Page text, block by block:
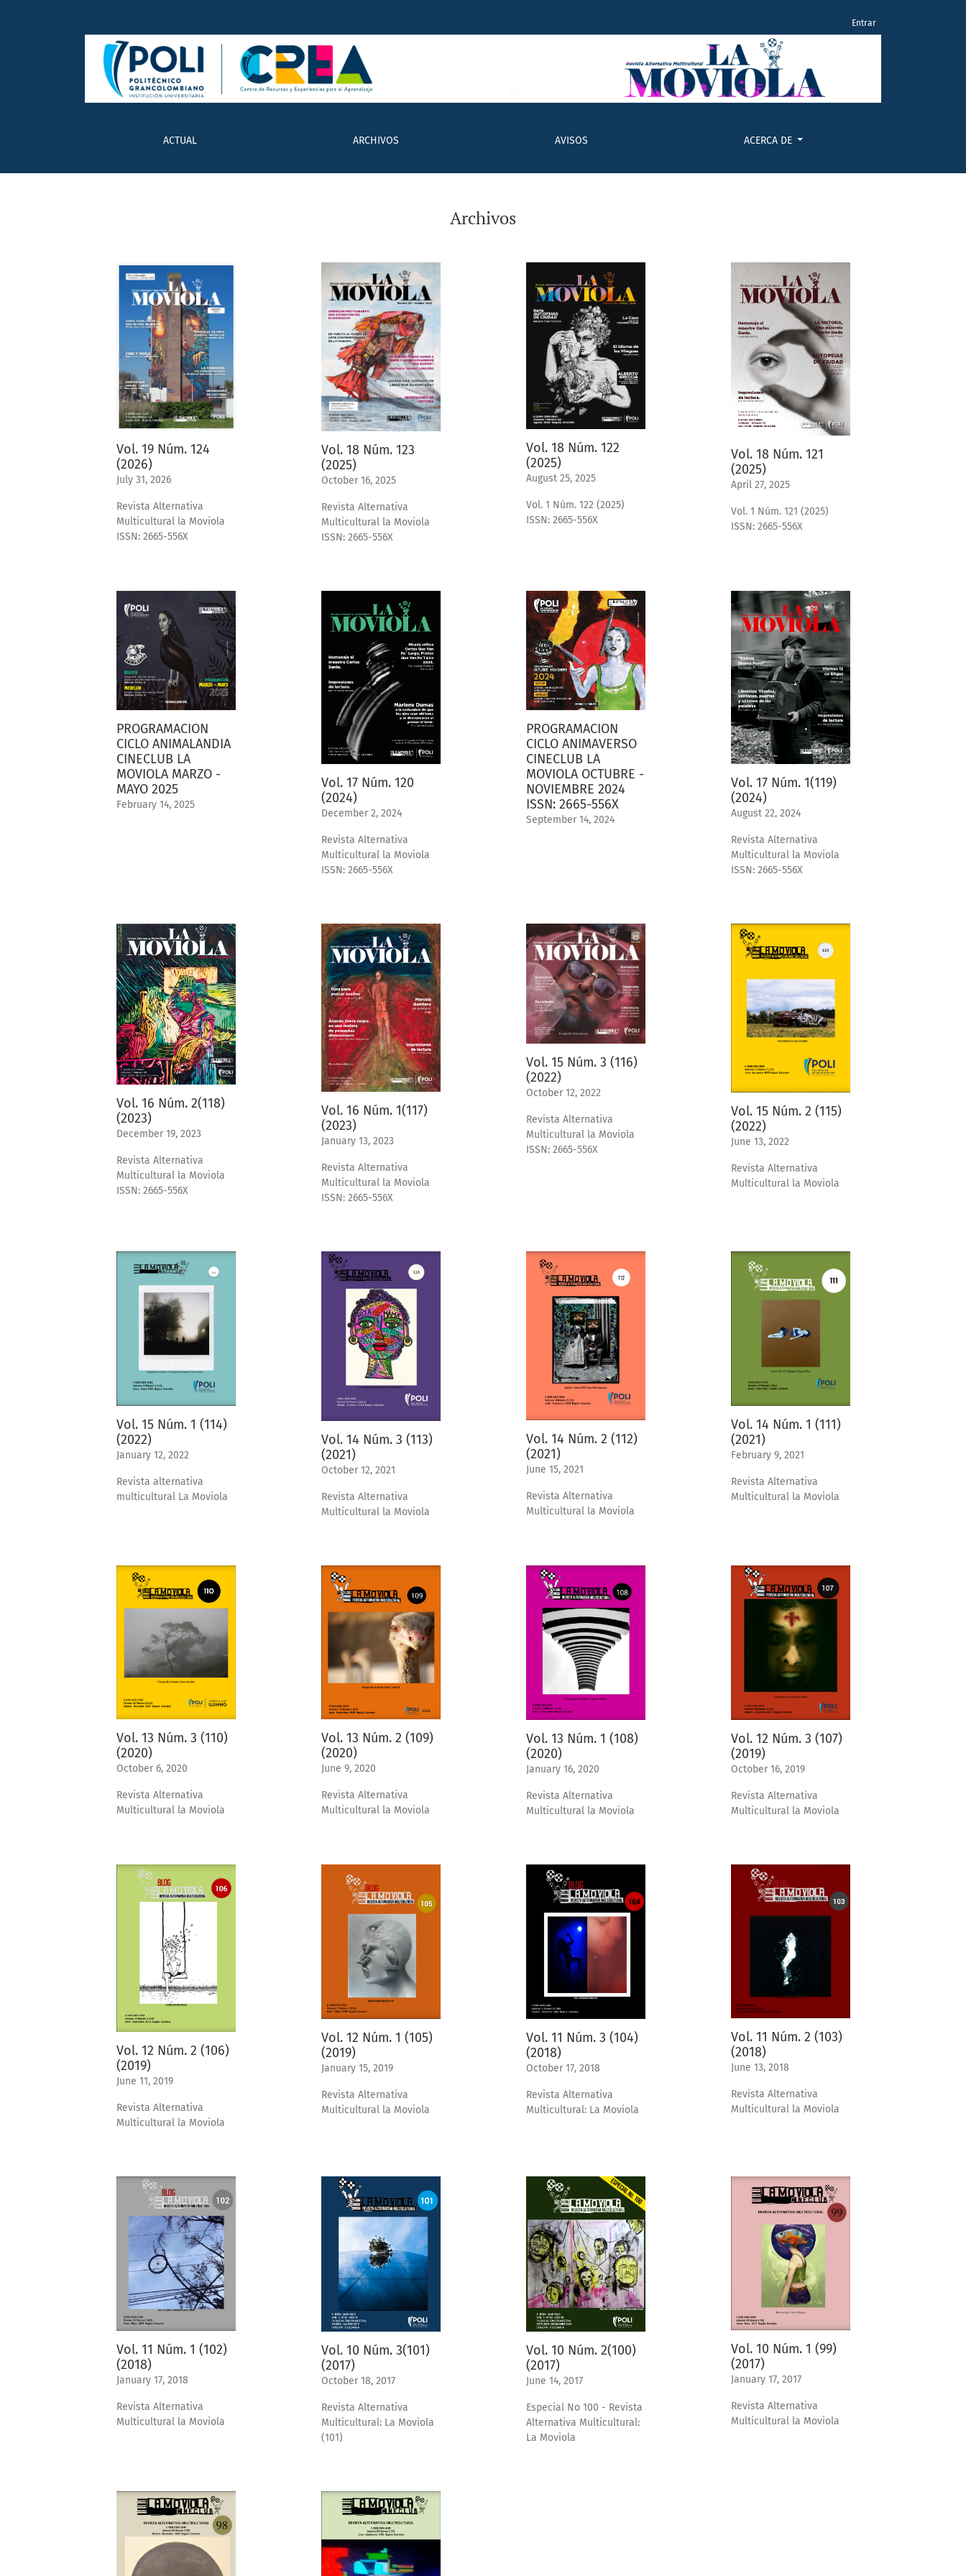
ACTUAL ARCHIVOS AVISOS ACERCA DE
Entrar
Archivos
Vol. 19 Núm. 124
(2026)
July 31, 2026
Revista Alternativa
Multicultural la Moviola
ISSN: 2665-556X
Vol. 18 Núm. 123
(2025)
October 16, 2025
Revista Alternativa
Multicultural la Moviola
ISSN: 2665-556X
Vol. 18 Núm. 122
(2025)
August 25, 2025
Vol. 1 Núm. 122 (2025)
ISSN: 2665-556X
Vol. 18 Núm. 121
(2025)
April 27, 2025
Vol. 1 Núm. 121 (2025)
ISSN: 2665-556X
PROGRAMACION
CICLO ANIMALANDIA
CINECLUB LA
MOVIOLA MARZO -
MAYO 2025
February 14, 2025
Vol. 17 Núm. 120
(2024)
December 2, 2024
Revista Alternativa
Multicultural la Moviola
ISSN: 2665-556X
PROGRAMACION
CICLO ANIMAVERSO
CINECLUB LA
MOVIOLA OCTUBRE -
NOVIEMBRE 2024
ISSN: 2665-556X
September 14, 2024
Vol. 17 Núm. 1(119)
(2024)
August 22, 2024
Revista Alternativa
Multicultural la Moviola
ISSN: 2665-556X
Vol. 16 Núm. 2(118)
(2023)
December 19, 2023
Revista Alternativa
Multicultural la Moviola
ISSN: 2665-556X
Vol. 16 Núm. 1(117)
(2023)
January 13, 2023
Revista Alternativa
Multicultural la Moviola
ISSN: 2665-556X
Vol. 15 Núm. 3 (116)
(2022)
October 12, 2022
Revista Alternativa
Multicultural la Moviola
ISSN: 2665-556X
Vol. 15 Núm. 2 (115)
(2022)
June 13, 2022
Revista Alternativa
Multicultural la Moviola
Vol. 15 Núm. 1 (114)
(2022)
January 12, 2022
Revista alternativa
multicultural La Moviola
Vol. 14 Núm. 3 (113)
(2021)
October 12, 2021
Revista Alternativa
Multicultural la Moviola
Vol. 14 Núm. 2 (112)
(2021)
June 15, 2021
Revista Alternativa
Multicultural la Moviola
Vol. 14 Núm. 1 (111)
(2021)
February 9, 2021
Revista Alternativa
Multicultural la Moviola
Vol. 13 Núm. 3 (110)
(2020)
October 6, 2020
Revista Alternativa
Multicultural la Moviola
Vol. 13 Núm. 2 (109)
(2020)
June 9, 2020
Revista Alternativa
Multicultural la Moviola
Vol. 13 Núm. 1 (108)
(2020)
January 16, 2020
Revista Alternativa
Multicultural la Moviola
Vol. 12 Núm. 3 (107)
(2019)
October 16, 2019
Revista Alternativa
Multicultural la Moviola
Vol. 12 Núm. 2 (106)
(2019)
June 11, 2019
Revista Alternativa
Multicultural la Moviola
Vol. 12 Núm. 1 (105)
(2019)
January 15, 2019
Revista Alternativa
Multicultural la Moviola
Vol. 11 Núm. 3 (104)
(2018)
October 17, 2018
Revista Alternativa
Multicultural: La Moviola
Vol. 11 Núm. 2 (103)
(2018)
June 13, 2018
Revista Alternativa
Multicultural la Moviola
Vol. 11 Núm. 1 (102)
(2018)
January 17, 2018
Revista Alternativa
Multicultural la Moviola
Vol. 10 Núm. 3(101)
(2017)
October 18, 2017
Revista Alternativa
Multicultural: La Moviola
(101)
Vol. 10 Núm. 2(100)
(2017)
June 14, 2017
Especial No 100 - Revista
Alternativa Multicultural:
La Moviola
Vol. 10 Núm. 1 (99)
(2017)
January 17, 2017
Revista Alternativa
Multicultural la Moviola